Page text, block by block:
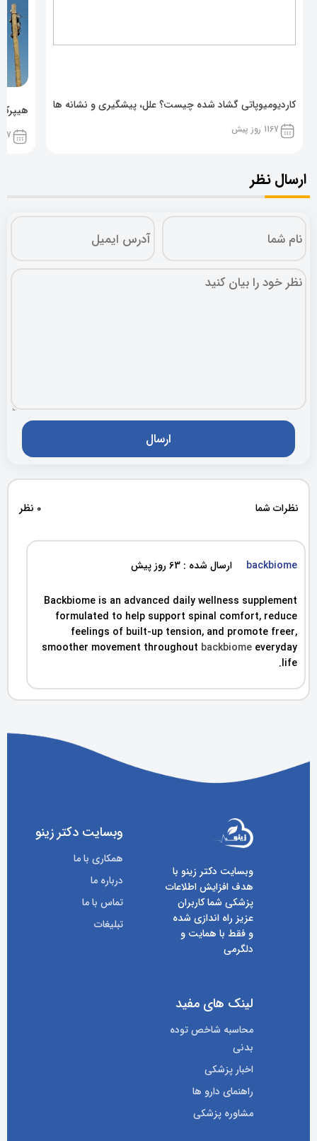
کاردیومیوپاتی گشاد شده چیست؟ علل، پیشگیری و نشانه ها
1167 روز پیش 1167
ارسال نظر
نظرات شما 0 نظر
backbiome ارسال شده : 63 روز پیش
Backbiome is an advanced daily wellness supplement
formulated to help support spinal comfort, reduce
feelings of built-up tension, and promote freer,
smoother movement throughout backbiome everyday
life.
وبسایت دکتر زینو با
هدف افزایش اطلاعات
پزشکی شما کاربران
عزیز راه اندازی شده
و فقط با همایت و
دلگرمی
وبسایت دکتر زینو
همکاری با ما
درباره ما
تماس با ما
تبلیغات
لینک های مفید
محاسبه شاخص توده
بدنی
اخبار پزشکی
راهنمای دارو ها
مشاوره پزشکی